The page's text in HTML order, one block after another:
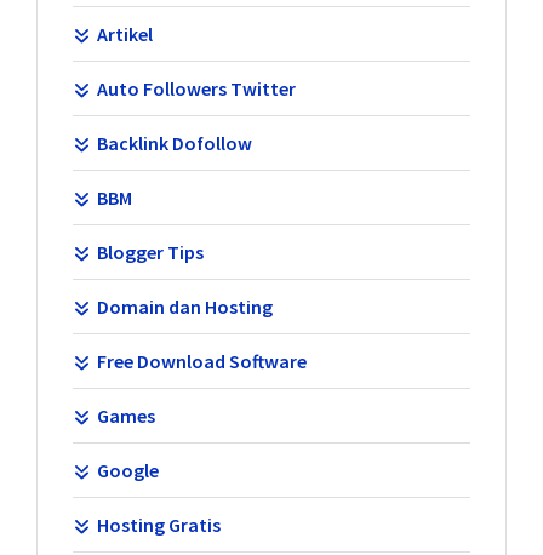
Artikel
Auto Followers Twitter
Backlink Dofollow
BBM
Blogger Tips
Domain dan Hosting
Free Download Software
Games
Google
Hosting Gratis